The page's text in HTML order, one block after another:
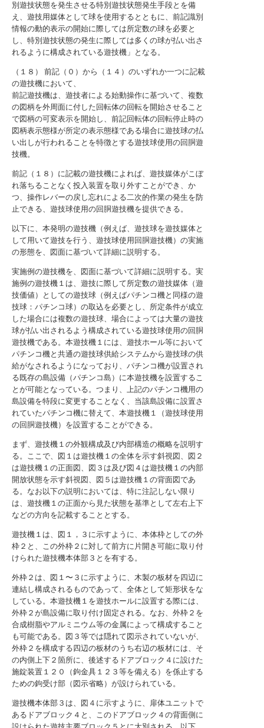
別遊技状態を発生させる特別遊技状態発生手段とを備
え、遊技用媒体として球を使用するとともに、前記識別
情報の動的表示の開始に際しては所定数の球を必要と
し、特別遊技状態の発生に際しては多くの球が払い出さ
れるように構成されている遊技機」となる。
（１８） 前記（０）から（１４）のいずれか一つに記載
の遊技機において、
前記遊技機は、遊技者による始動操作に基づいて、複数
の図柄を外周面に付した回転体の回転を開始させること
で図柄の可変表示を開始し、前記回転体の回転停止時の
図柄表示態様が所定の表示態様である場合に遊技球の払
い出しが行われることを特徴とする遊技球使用の回胴遊
技機。
前記（１８）に記載の遊技機によれば、遊技媒体がこぼ
れ落ちることなく投入装置を取り外すことができ、か
つ、操作レバーの戻し忘れによる二次的作業の発生を防
止できる、遊技球使用の回胴遊技機を提供できる。
以下に、本発明の遊技機（例えば、遊技球を遊技媒体と
して用いて遊技を行う、遊技球使用回胴遊技機）の実施
の形態を、図面に基づいて詳細に説明する。
実施例の遊技機を、図面に基づいて詳細に説明する。実
施例の遊技機１は、遊技に際して所定数の遊技媒体（遊
技価値）としての遊技球（例えばパチンコ機と同様の遊
技球：パチンコ球）の取込を必要とし、所定条件が成立
した場合には複数の遊技球、場合によっては大量の遊技
球が払い出されるよう構成されている遊技球使用の回胴
遊技機である。本遊技機１には、遊技ホール等において
パチンコ機と共通の遊技球供給システムから遊技球の供
給がなされるようになっており、パチンコ機が設置され
る既存の島設備（パチンコ島）に本遊技機を設置するこ
とが可能となっている。つまり、上記のパチンコ機用の
島設備を特段に変更することなく、当該島設備に設置さ
れていたパチンコ機に替えて、本遊技機１（遊技球使用
の回胴遊技機）を設置することができる。
まず、遊技機１の外観構成及び内部構造の概略を説明す
る。ここで、図１は遊技機１の全体を示す斜視図、図２
は遊技機１の正面図、図３は及び図４は遊技機１の内部
開放状態を示す斜視図、図５は遊技機１の背面図であ
る。なお以下の説明においては、特に注記しない限り
は、遊技機１の正面から見た状態を基準として左右上下
などの方向を記載することとする。
遊技機１は、図１，３に示すように、本体枠としての外
枠２と、この外枠２に対して前方に片開き可能に取り付
けられた遊技機本体部３とを有する。
外枠２は、図１〜３に示すように、木製の板材を四辺に
連結し構成されるものであって、全体として矩形状をな
している。本遊技機１を遊技ホールに設置する際には、
外枠２が島設備に取り付け固定される。なお、外枠２を
合成樹脂やアルミニウム等の金属によって構成すること
も可能である。図３等では隠れて図示されていないが、
外枠２を構成する四辺の板材のうち右辺の板材には、そ
の内側上下２箇所に、後述するドアブロック４に設けた
施錠装置１２０（鉤金具１２３等を備える）を係止する
ための鉤受け部（図示省略）が設けられている。
遊技機本体部３は、図４に示すように、扉体ユニットで
あるドアブロック４と、このドアブロック４の背面側に